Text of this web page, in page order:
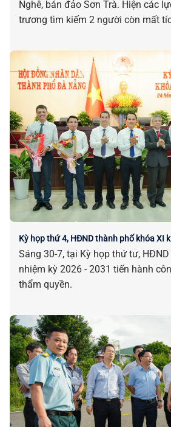
Nghê, bán đảo Sơn Trà. Hiện các
trương tìm kiếm 2 người còn mất
Kỳ họp thứ 4, HĐND thành phố khóa XI
Sáng 30-7, tại Kỳ họp thứ tư,
nhiệm kỳ 2026 - 2031 tiến hành
thẩm quyền.